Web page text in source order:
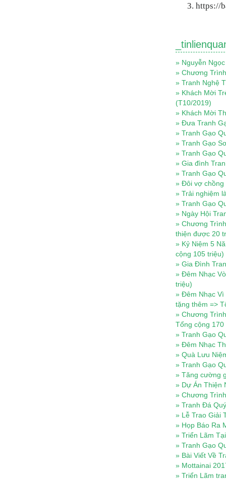
https://
» Nguyễn
» Chương
» Tranh Nghệ
» Khách Mời
(T10/2019)
» Khách Mời
» Đưa Tranh
» Tranh Gạo
» Tranh Gạo
» Tranh Gạo
» Gia đình
» Tranh Gạo
» Đôi vợ chồng
» Trải nghiệm
» Tranh Gạo
» Ngày Hội
» Chương
thiện được 20
» Kỷ Niệm 5
cộng 105
» Gia Đình
» Đêm Nhạc
triệu)
» Đêm Nhạc Vì
tặng thêm =>
» Chương
Tổng cộng 170
» Tranh Gạo
» Đêm Nhạc
» Quà Lưu
» Tranh Gạo
» Tăng cường
» Dự Án Thiện
» Chương
» Tranh Đá
» Lễ Trao Giải
» Họp Báo Ra
» Triển Lãm
» Tranh Gạo
» Bài Viết Về
» Mottainai
» Triển Lãm